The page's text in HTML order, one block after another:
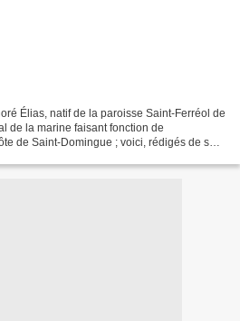
Élias, natif de la paroisse Saint-Ferréol de
de la marine faisant fonction de
de Saint-Domingue ; voici, rédigés de sa